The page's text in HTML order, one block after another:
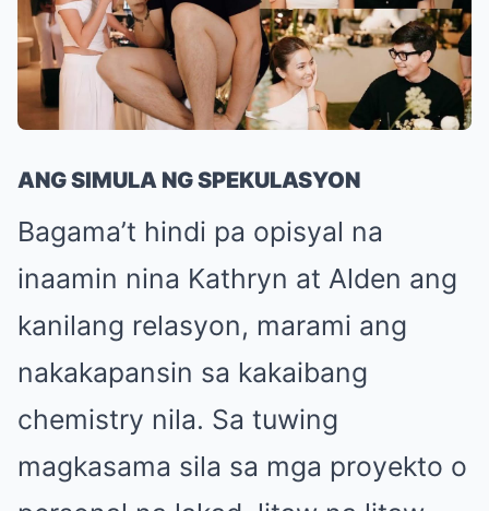
ANG SIMULA NG SPEKULASYON
Bagama’t hindi pa opisyal na
inaamin nina Kathryn at Alden ang
kanilang relasyon, marami ang
nakakapansin sa kakaibang
chemistry nila. Sa tuwing
magkasama sila sa mga proyekto o